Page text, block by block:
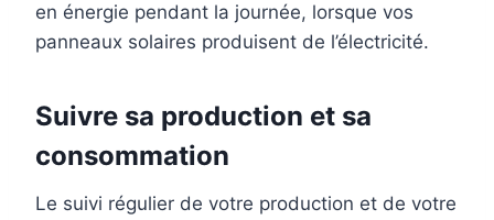
en énergie pendant la journée, lorsque vos
panneaux solaires produisent de l’électricité.
Suivre sa production et sa
consommation
Le suivi régulier de votre production et de votre